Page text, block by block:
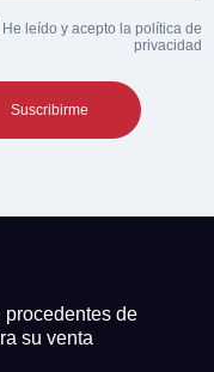
He leído y acepto la política de
privacidad
de
su venta